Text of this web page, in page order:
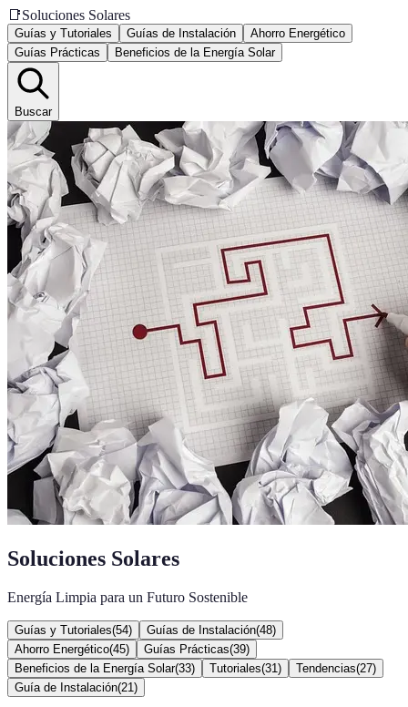
📑Soluciones Solares
Guías y Tutoriales Guías de Instalación
Ahorro Energético
Guías Prácticas
Beneficios de la Energía Solar
Buscar
Soluciones Solares
Energía Limpia para un Futuro Sostenible
Guías y Tutoriales(54) Guías de Instalación(48)
Ahorro Energético(45) Guías Prácticas(39)
Beneficios de la Energía Solar(33) Tutoriales(31 ) Tendencias(27)
Guía de Instalación(21 )